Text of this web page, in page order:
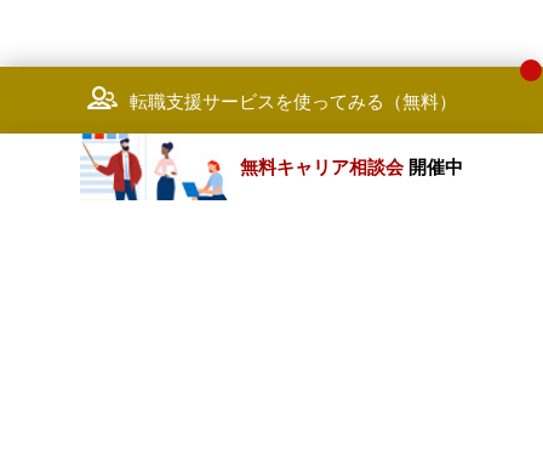
転職支援サービスを使ってみる（無料）
無料キャリア相談会 開催中